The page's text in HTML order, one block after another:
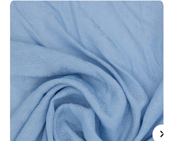
Eşarp hangi kumaş
bulunur?
için uygun mudur?
kombinlenir?